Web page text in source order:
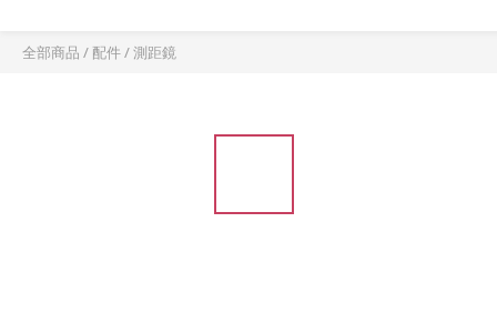
全部商品 / 配件/測距鏡